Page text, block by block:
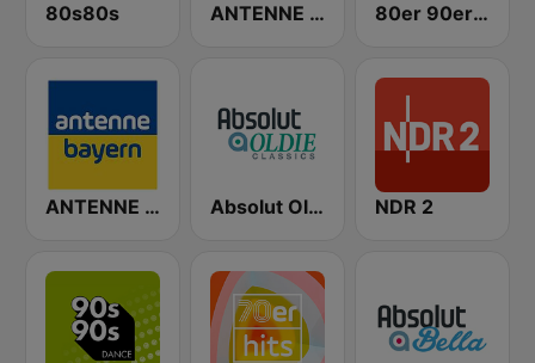
80s80s ANTENNE BAYERN 90er Hits 80er 90er OLDIE ANTENNE
ANTENNE BAYERN Absolut Oldies Classics NDR 2